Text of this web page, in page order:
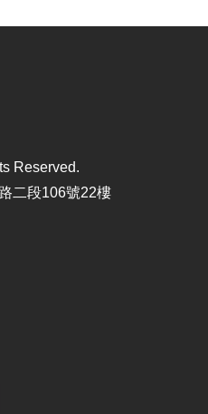
Reserved.
二段106號22樓